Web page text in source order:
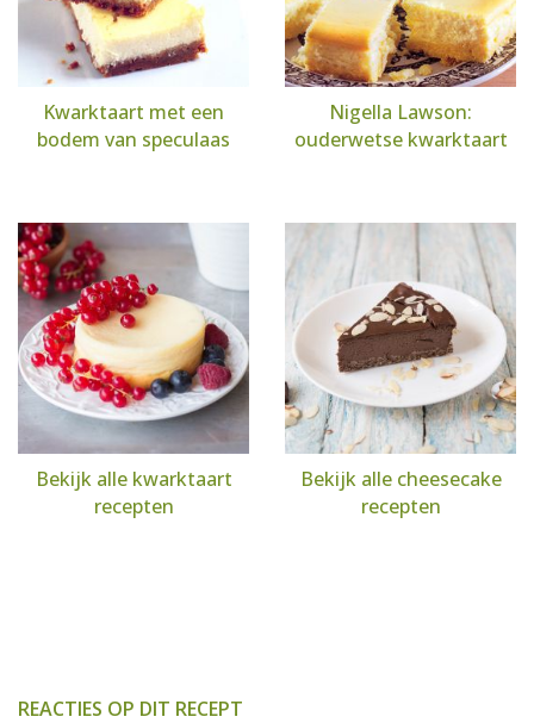
Kwarktaart met een
bodem van speculaas
Nigella Lawson:
ouderwetse kwarktaart
Bekijk alle kwarktaart
recepten
Bekijk alle cheesecake
recepten
REACTIES OP DIT RECEPT